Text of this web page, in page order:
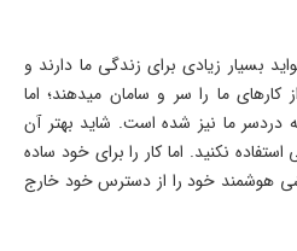
بسیار زیادی برای زندگی ما دارند و
کارهای ما را سر و سامان میدهند؛ اما
دردسر ما نیز شده است. شاید بهتر آن
نکنید. اما کار را برای خود ساده
تنها 30 دقیقه گوشی هوشمند خود را از دسترس خود خارج